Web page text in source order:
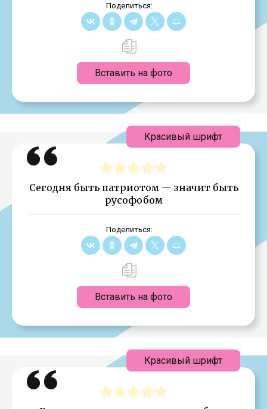
Поделиться:
Вставить на фото
Сегодня быть патриотом — значит быть
русофобом
Поделиться:
Вставить на фото
Красивый шрифт
Красивый шрифт